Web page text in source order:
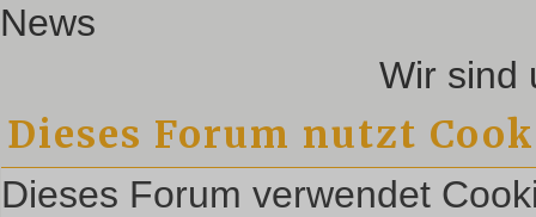
News
Wir sind
Dieses Forum nutzt
Dieses Forum verwendet